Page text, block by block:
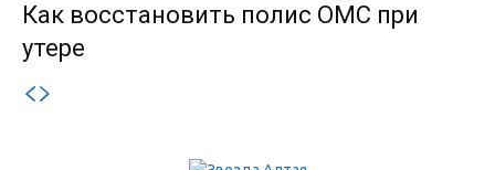
Как восстановить полис ОМС при
утере